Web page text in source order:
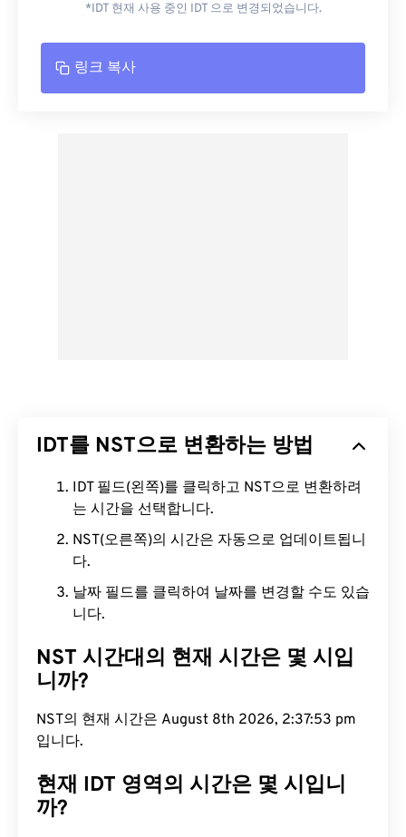
*IDT 현재 사용 중인 IDT 으로 변경되었습니다.
링크 복사
IDT를 NST으로 변환하는 방법
IDT 필드(왼쪽)를 클릭하고 NST으로 변환하려
는 시간을 선택합니다.
NST(오른쪽)의 시간은 자동으로 업데이트됩니
다.
날짜 필드를 클릭하여 날짜를 변경할 수도 있습
니다.
NST 시간대의 현재 시간은 몇 시입
니까?
NST의 현재 시간은 August 8th 2026, 2:37:54 pm
입니다.
현재 IDT 영역의 시간은 몇 시입니
까?